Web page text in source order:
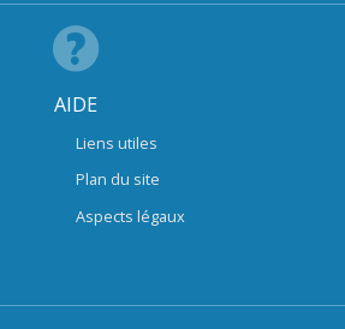
AIDE
Liens utiles
Plan du site
Aspects légaux